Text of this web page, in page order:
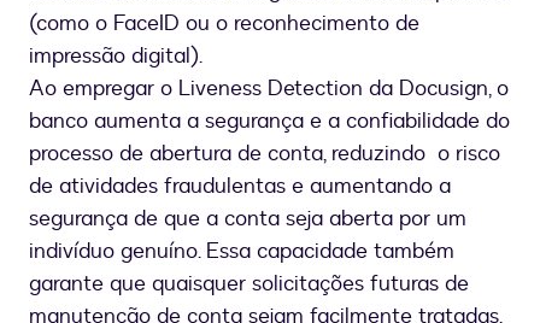
(como o FaceID ou o reconhecimento de
impressão digital).
Ao empregar o Liveness Detection da Docusign, o
banco aumenta a segurança e a confiabilidade do
processo de abertura de conta, reduzindo o risco
de atividades fraudulentas e aumentando a
segurança de que a conta seja aberta por um
indivíduo genuíno. Essa capacidade também
garante que quaisquer solicitações futuras de
manutenção de conta sejam facilmente tratadas,